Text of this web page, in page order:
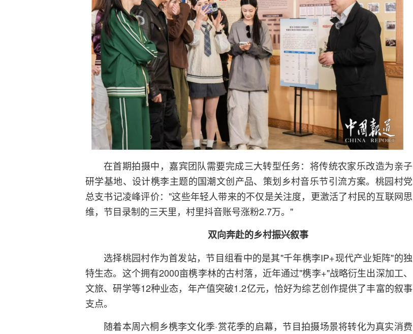
在首期拍摄中，嘉宾团队需要完成三大转型任务：将传统农家乐改造为亲子
研学基地、设计槜李主题的国潮文创产品、策划乡村音乐节引流方案。桃园村党
总支书记凌峰评价："这些年轻人带来的不仅是关注度，更激活了村民的互联网思
维，节目录制的三天里，村里抖音账号涨粉2.7万。"
双向奔赴的乡村振兴叙事
选择桃园村作为首发站，节目组看中的是其"千年槜李IP+现代产业矩阵"的独
特生态。这个拥有2000亩槜李林的古村落，近年通过"槜李+"战略衍生出深加工、
文旅、研学等12种业态，年产值突破1.2亿元，恰好为综艺创作提供了丰富的叙事
支点。
随着本周六桐乡槜李文化季·赏花季的启幕，节目拍摄场景将转化为真实消费